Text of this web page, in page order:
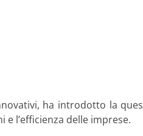
ha introdotto la
l’efficienza delle imprese.